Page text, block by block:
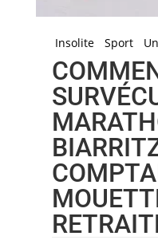
Insolite Sport